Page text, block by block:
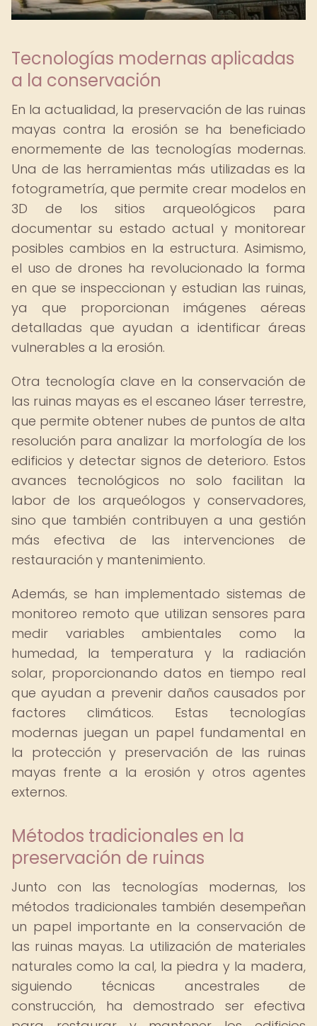
Tecnologías modernas aplicadas
a la conservación
En la actualidad, la preservación de las ruinas
mayas contra la erosión se ha beneficiado
enormemente de las tecnologías modernas.
Una de las herramientas más utilizadas es la
fotogrametría, que permite crear modelos en
3D de los sitios arqueológicos para
documentar su estado actual y monitorear
posibles cambios en la estructura. Asimismo,
el uso de drones ha revolucionado la forma
en que se inspeccionan y estudian las ruinas,
ya que proporcionan imágenes aéreas
detalladas que ayudan a identificar áreas
vulnerables a la erosión.
Otra tecnología clave en la conservación de
las ruinas mayas es el escaneo láser terrestre,
que permite obtener nubes de puntos de alta
resolución para analizar la morfología de los
edificios y detectar signos de deterioro. Estos
avances tecnológicos no solo facilitan la
labor de los arqueólogos y conservadores,
sino que también contribuyen a una gestión
más efectiva de las intervenciones de
restauración y mantenimiento.
Además, se han implementado sistemas de
monitoreo remoto que utilizan sensores para
medir variables ambientales como la
humedad, la temperatura y la radiación
solar, proporcionando datos en tiempo real
que ayudan a prevenir daños causados por
factores climáticos. Estas tecnologías
modernas juegan un papel fundamental en
la protección y preservación de las ruinas
mayas frente a la erosión y otros agentes
externos.
Métodos tradicionales en la
preservación de ruinas
Junto con las tecnologías modernas, los
métodos tradicionales también desempeñan
un papel importante en la conservación de
las ruinas mayas. La utilización de materiales
naturales como la cal, la piedra y la madera,
siguiendo técnicas ancestrales de
construcción, ha demostrado ser efectiva